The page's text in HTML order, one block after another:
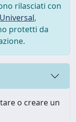
rilasciati con
,
protetti da
o creare un